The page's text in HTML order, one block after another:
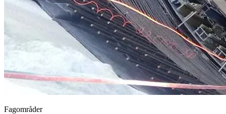
Fagområder